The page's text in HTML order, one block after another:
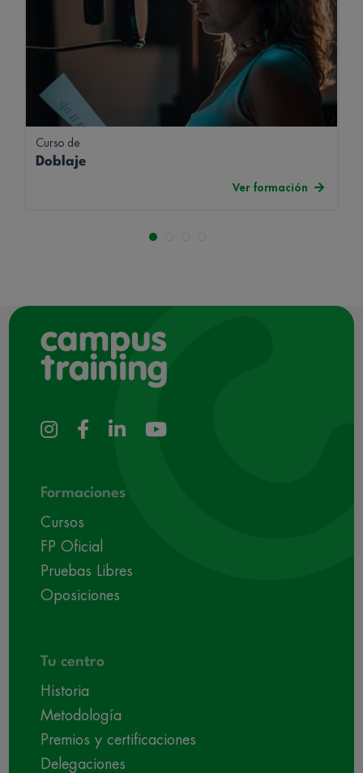
Curso de
Doblaje
Ver formación
Formaciones
Cursos
FP Oficial
Pruebas Libres
Oposiciones
Tu centro
Historia
Metodología
Premios y certificaciones
Delegaciones